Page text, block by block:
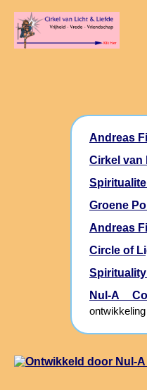
Andreas
Cirkel van
Groene
Andreas
Circle of
Nul-A